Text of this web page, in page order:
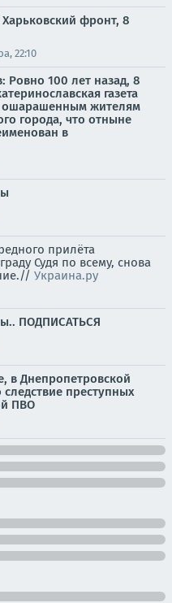
фронт, 8
22:10
Ровно 100 лет назад, 8
газета
ошарашенным жителям
города, что отныне
в
прилёта
Судя по всему, снова
Украина.ру
ПОДПИСАТЬСЯ
в Днепропетровской
преступных
ПВО